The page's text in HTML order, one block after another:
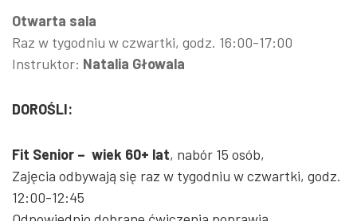
Otwarta sala
Raz w tygodniu w czwartki, godz. 16:00-17:00
Instruktor: Natalia Głowala
DOROŚLI:
Fit Senior – wiek 60+ lat, nabór 15 osób,
Zajęcia odbywają się raz w tygodniu w czwartki, godz.
12:00-12:45